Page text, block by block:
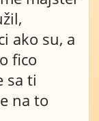
ako su, a
fico
sa ti
na to